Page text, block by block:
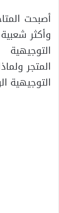
أصبحت
وأكثر
المتجر
التوجيهية